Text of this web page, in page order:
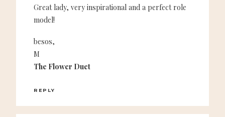
Great lady, very inspirational and a perfect role
model!
besos,
M
The Flower Duet
REPLY